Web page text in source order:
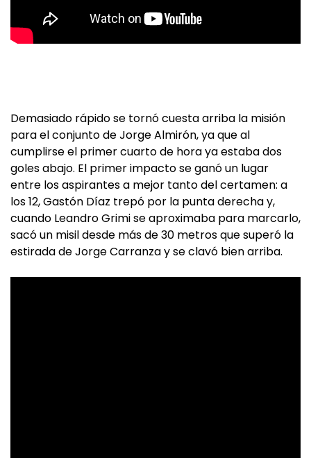
Demasiado rápido se tornó cuesta arriba la misión
para el conjunto de Jorge Almirón, ya que al
cumplirse el primer cuarto de hora ya estaba dos
goles abajo. El primer impacto se ganó un lugar
entre los aspirantes a mejor tanto del certamen: a
los 12, Gastón Díaz trepó por la punta derecha y,
cuando Leandro Grimi se aproximaba para marcarlo,
sacó un misil desde más de 30 metros que superó la
estirada de Jorge Carranza y se clavó bien arriba.